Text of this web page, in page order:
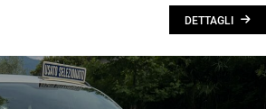
DETTAGLI